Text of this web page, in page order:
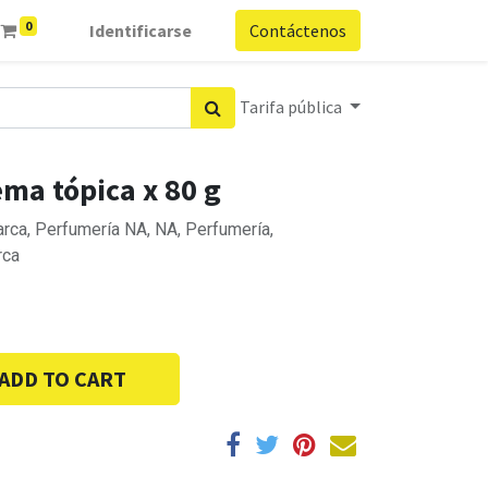
0 Identificarse Contáctenos
Tarifa pública
tópica x 80 g
Perfumería NA, NA, Perfumería,
TO CART